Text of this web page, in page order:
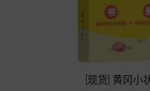
[现货] 黄冈小